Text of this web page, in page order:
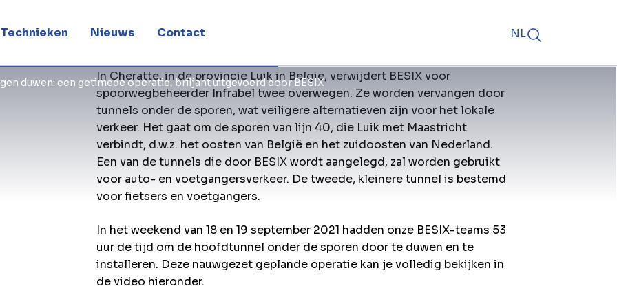
Technieken Nieuws Contact NL
duwen: een getimede operatie, briljant uitgevoerd door BESIX
In Cheratte, in de provincie Luik in België, verwijdert BESIX voor
spoorwegbeheerder Infrabel twee overwegen. Ze worden vervangen door
tunnels onder de sporen, wat veiligere alternatieven zijn voor het lokale
verkeer. Het gaat om de sporen van lijn 40, die Luik met Maastricht
verbindt, d.w.z. het oosten van België en het zuidoosten van Nederland.
Een van de tunnels die door BESIX wordt aangelegd, zal worden gebruikt
voor auto- en voetgangersverkeer. De tweede, kleinere tunnel is bestemd
voor fietsers en voetgangers.
In het weekend van 18 en 19 september 2021 hadden onze BESIX-teams 53
uur de tijd om de hoofdtunnel onder de sporen door te duwen en te
installeren. Deze nauwgezet geplande operatie kan je volledig bekijken in
de video hieronder.